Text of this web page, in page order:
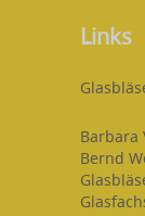
Links
Barbara
Bernd